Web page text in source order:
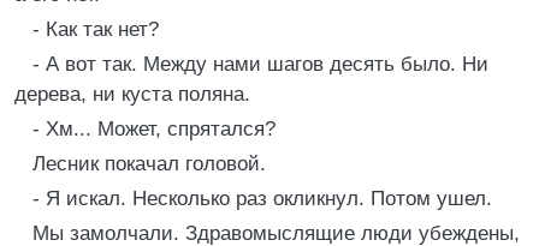
- Как так нет?
- А вот так. Между нами шагов десять было. Ни
дерева, ни куста поляна.
- Хм... Может, спрятался?
Лесник покачал головой.
- Я искал. Несколько раз окликнул. Потом ушел.
Мы замолчали. Здравомыслящие люди убеждены,